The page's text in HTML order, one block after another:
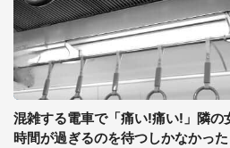
混雑する電車で「痛い!痛い!」隣の
時間が過ぎるのを待つしかなかった